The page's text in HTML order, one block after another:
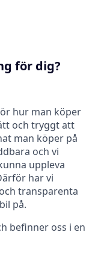
för dig?
hur man köper
och tryggt att
man köper på
och vi
uppleva
har vi
transparenta
på.
befinner oss i en